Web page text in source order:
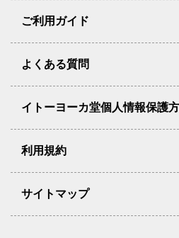
ご利用ガイド
よくある質問
イトーヨーカ堂個人情報保護
利用規約
サイトマップ